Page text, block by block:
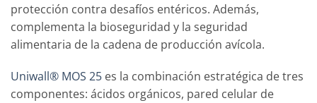
protección contra desafíos entéricos. Además,
complementa la bioseguridad y la seguridad
alimentaria de la cadena de producción avícola.
Uniwall® MOS 25 es la combinación estratégica de tres
componentes: ácidos orgánicos, pared celular de